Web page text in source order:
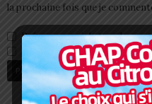
la prochaine fois que je
Prévenez-moi de tous les
Prévenez-moi de tous les